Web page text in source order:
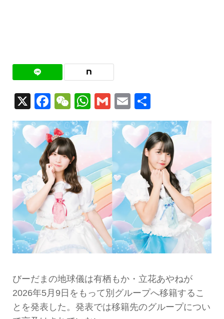
X Facebook
WeChat
WhatsApp
GmailEmail
有
びーだまの地球儀は有栖もか・立花あやねが
2026年5月9日をもって別グループへ移籍するこ
とを発表した。発表では移籍先のグループについ